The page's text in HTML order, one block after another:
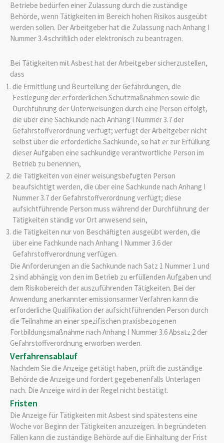
Betriebe bedürfen einer Zulassung durch die zuständige
Behörde, wenn Tätigkeiten im Bereich hohen Risikos ausgeübt
werden sollen. Der Arbeitgeber hat die Zulassung nach Anhang I
Nummer 3.4 schriftlich oder elektronisch zu beantragen.
Bei Tätigkeiten mit Asbest hat der Arbeitgeber sicherzustellen,
dass
die Ermittlung und Beurteilung der Gefährdungen, die
Festlegung der erforderlichen Schutzmaßnahmen sowie die
Durchführung der Unterweisungen durch eine Person erfolgt,
die über eine Sachkunde nach Anhang I Nummer 3.7 der
Gefahrstoffverordnung verfügt; verfügt der Arbeitgeber nicht
selbst über die erforderliche Sachkunde, so hat er zur Erfüllung
dieser Aufgaben eine sachkundige verantwortliche Person im
Betrieb zu benennen,
die Tätigkeiten von einer weisungsbefugten Person
beaufsichtigt werden, die über eine Sachkunde nach Anhang I
Nummer 3.7 der Gefahrstoffverordnung verfügt; diese
aufsichtführende Person muss während der Durchführung der
Tätigkeiten ständig vor Ort anwesend sein,
die Tätigkeiten nur von Beschäftigten ausgeübt werden, die
über eine Fachkunde nach Anhang I Nummer 3.6 der
Gefahrstoffverordnung verfügen.
Die Anforderungen an die Sachkunde nach Satz 1 Nummer 1 und
2 sind abhängig von den im Betrieb zu erfüllenden Aufgaben und
dem Risikobereich der auszuführenden Tätigkeiten. Bei der
Anwendung anerkannter emissionsarmer Verfahren kann die
erforderliche Qualifikation der aufsichtführenden Person durch
die Teilnahme an einer spezifischen praxisbezogenen
Fortbildungsmaßnahme nach Anhang I Nummer 3.6 Absatz 2 der
Gefahrstoffverordnung erworben werden.
Verfahrensablauf
Nachdem Sie die Anzeige getätigt haben, prüft die zuständige
Behörde die Anzeige und fordert gegebenenfalls Unterlagen
nach. Die Anzeige wird in der Regel nicht bestätigt.
Fristen
Die Anzeige für Tätigkeiten mit Asbest sind spätestens eine
Woche vor Beginn der Tätigkeiten anzuzeigen. In begründeten
Fällen kann die zuständige Behörde auf die Einhaltung der Frist